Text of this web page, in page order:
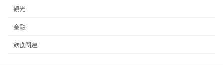
観光
金融
飲食関連